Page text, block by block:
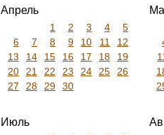
Апрель
1 2 3 4
5
6
7 8 9 10 11
12
13
14 15 16 17 18
19
20
21 22 23 24 25
26
27
28 29 30
Июль